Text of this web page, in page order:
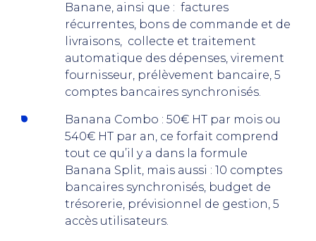
Banane, ainsi que : factures
récurrentes, bons de commande et de
livraisons, collecte et traitement
automatique des dépenses, virement
fournisseur, prélèvement bancaire, 5
comptes bancaires synchronisés.
Banana Combo : 50€ HT par mois ou
540€ HT par an, ce forfait comprend
tout ce qu’il y a dans la formule
Banana Split, mais aussi : 10 comptes
bancaires synchronisés, budget de
trésorerie, prévisionnel de gestion, 5
accès utilisateurs.